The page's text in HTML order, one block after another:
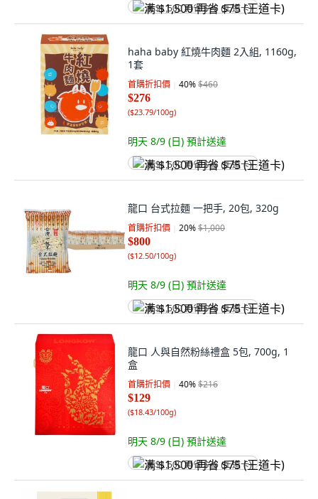
满 $1,500 再省 $75 (王道卡)
haha baby 紅燒牛肉麵 2入組, 1160g,
1套
首購折扣價 40%$460
$276
($23.79/100g)
明天 8/9 (日) 預計送達
满 $1,500 再省 $75 (王道卡)
龍口 台式拉麵 一把手, 20包, 320g
首購折扣價 20%$1,000
$800
($12.50/100g)
明天 8/9 (日) 預計送達
满 $1,500 再省 $75 (王道卡)
龍口 人與自然粉絲禮盒 5包, 700g, 1
盒
首購折扣價 40%$216
$129
($18.43/100g)
明天 8/9 (日) 預計送達
满 $1,500 再省 $75 (王道卡)